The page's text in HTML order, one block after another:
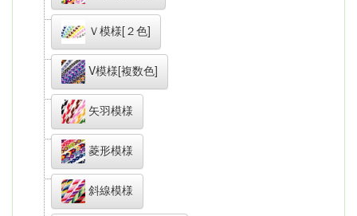
Ｖ模様[２色]
V模様[複数色]
矢羽模様
菱形模様
斜線模様